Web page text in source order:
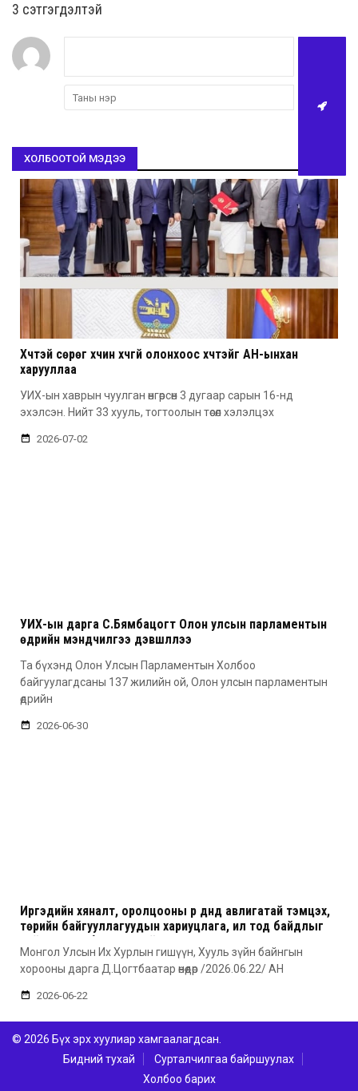
3 cэтгэгдэлтэй
ХОЛБООТОЙ МЭДЭЭ
Хүчтэй сөрөг хүчин хүчгүй олонхоос хүчтэйг АН-ынхан
харууллаа
УИХ-ын хаврын чуулган өнгөрсөн 3 дугаар сарын 16-нд
эхэлсэн. Нийт 33 хууль, тогтоолын төсөл хэлэлцэх
2026-07-02
УИХ-ын дарга С.Бямбацогт Олон улсын парламентын
өдрийн мэндчилгээ дэвшүүллээ
Та бүхэнд Олон Улсын Парламентын Холбоо
байгуулагдсаны 137 жилийн ой, Олон улсын парламентын
өдрийн
2026-06-30
Иргэдийн хяналт, оролцооны үр дүнд авлигатай тэмцэх,
төрийн байгууллагуудын хариуцлага, ил тод байдлыг
Монгол Улсын Их Хурлын гишүүн, Хууль зүйн байнгын
хорооны дарга Д.Цогтбаатар өнөөдөр /2026.06.22/ АН
2026-06-22
© 2026 Бүх эрх хуулиар хамгаалагдсан.
Бидний тухай
Сурталчилгаа байршуулах
Холбоо барих